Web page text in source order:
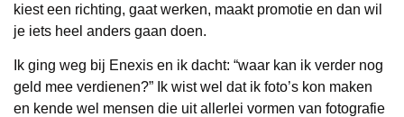
kiest een richting, gaat werken, maakt promotie en dan wil
je iets heel anders gaan doen.
Ik ging weg bij Enexis en ik dacht: “waar kan ik verder nog
geld mee verdienen?” Ik wist wel dat ik foto’s kon maken
en kende wel mensen die uit allerlei vormen van fotografie